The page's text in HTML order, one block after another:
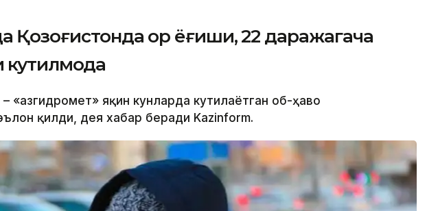
Қозоғистонда қор ёғиши, 22 даражагача
кутилмоқда
«Қазгидромет» яқин кунларда кутилаётган об-ҳаво
қилди, дея хабар беради Kazinform.